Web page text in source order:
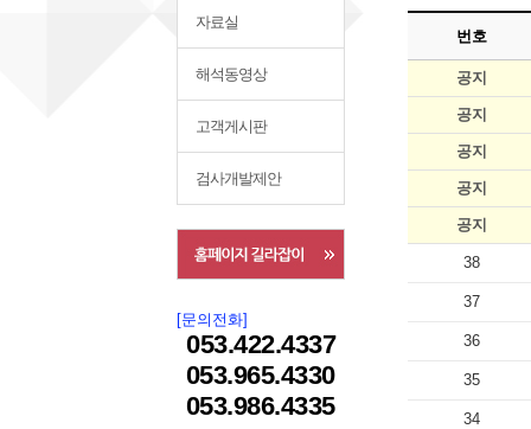
자료실
해석동영상
고객게시판
검사개발제안
[문의전화]
053.422.4337
053.965.4330
053.986.4335
번호
공지
공지
공지
공지
공지
38
37
36
35
34